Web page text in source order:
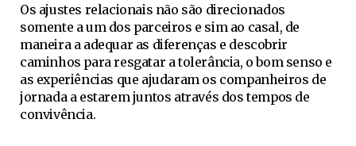
Os ajustes relacionais não são direcionados
somente a um dos parceiros e sim ao casal, de
maneira a adequar as diferenças e descobrir
caminhos para resgatar a tolerância, o bom senso e
as experiências que ajudaram os companheiros de
jornada a estarem juntos através dos tempos de
convivência.